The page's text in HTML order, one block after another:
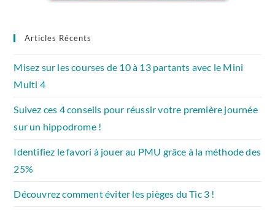
Articles Récents
Misez sur les courses de 10 à 13 partants avec le Mini
Multi 4
Suivez ces 4 conseils pour réussir votre première journée
sur un hippodrome !
Identifiez le favori à jouer au PMU grâce à la méthode des
25%
Découvrez comment éviter les pièges du Tic 3 !